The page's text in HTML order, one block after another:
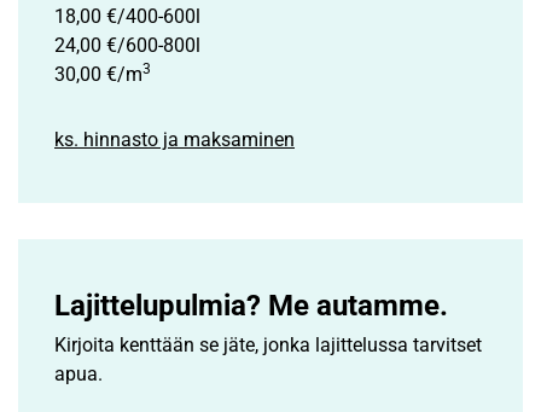
18,00 €/400-600l
24,00 €/600-800l
30,00 €/m3
ks. hinnasto ja maksaminen
Lajittelupulmia? Me autamme.
Kirjoita kenttään se jäte, jonka lajittelussa tarvitset
apua.